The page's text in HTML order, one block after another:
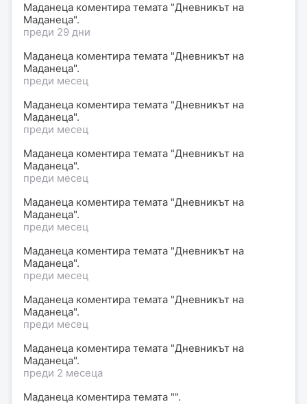
Маданеца коментира темата "Дневникът на
Маданеца".
преди 29 дни
Маданеца коментира темата "Дневникът на
Маданеца".
преди месец
Маданеца коментира темата "Дневникът на
Маданеца".
преди месец
Маданеца коментира темата "Дневникът на
Маданеца".
преди месец
Маданеца коментира темата "Дневникът на
Маданеца".
преди месец
Маданеца коментира темата "Дневникът на
Маданеца".
преди месец
Маданеца коментира темата "Дневникът на
Маданеца".
преди месец
Маданеца коментира темата "Дневникът на
Маданеца".
преди 2 месеца
Маданеца коментира темата "".